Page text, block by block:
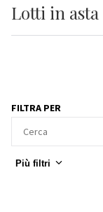
Lotti in asta
FILTRA PER
Più filtri